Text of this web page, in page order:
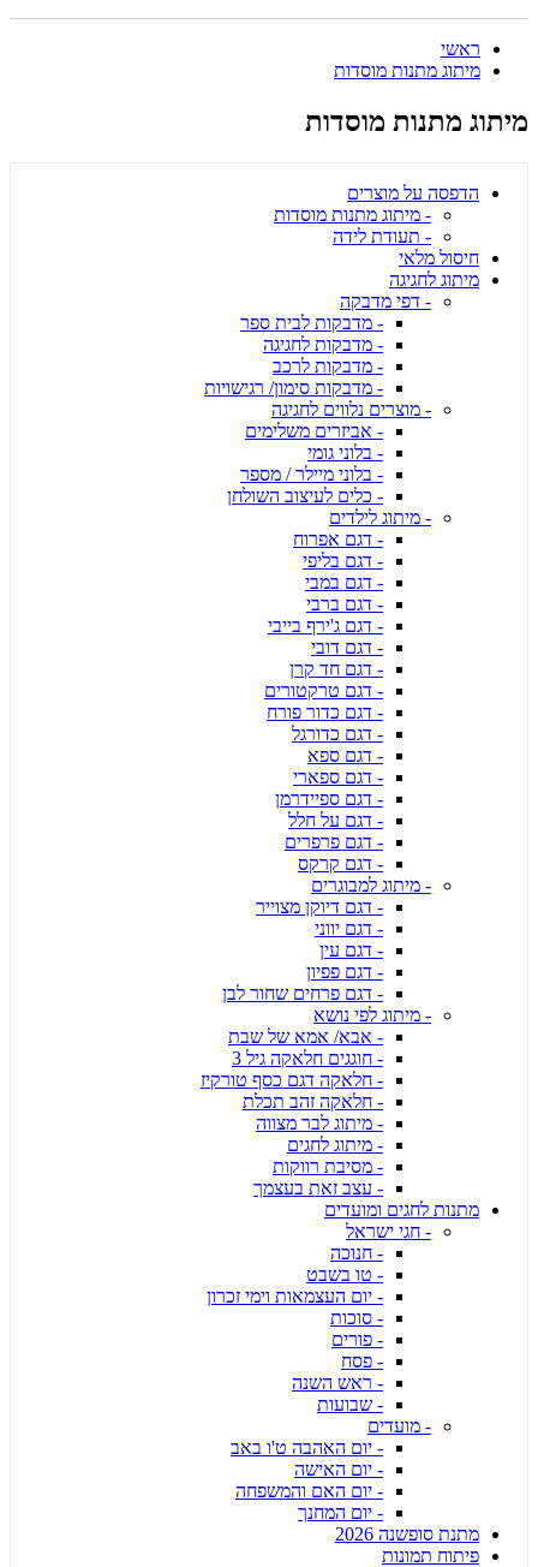
ראשי
מיתוג מתנות מוסדות
מיתוג מתנות מוסדות
הדפסה על מוצרים
- מיתוג מתנות מוסדות
- תעודת לידה
חיסול מלאי
מיתוג לחגיגה
- דפי מדבקה
- מדבקות לבית ספר
- מדבקות לחגיגה
- מדבקות לרכב
- מדבקות סימון/ רגישויות
- מוצרים נלווים לחגיגה
- אביזרים משלימים
- בלוני גומי
- בלוני מיילר / מספר
- כלים לעיצוב השולחן
- מיתוג לילדים
- דגם אפרוח
- דגם בליפי
- דגם במבי
- דגם ברבי
- דגם ג'ירף בייבי
- דגם דובי
- דגם חד קרן
- דגם טרקטורים
- דגם כדור פורח
- דגם כדורגל
- דגם ספא
- דגם ספארי
- דגם ספיידרמן
- דגם על חלל
- דגם פרפרים
- דגם קרקס
- מיתוג למבוגרים
- דגם דיוקן מצוייר
- דגם יווני
- דגם עין
- דגם פפיון
- דגם פרחים שחור לבן
- מיתוג לפי נושא
- אבא/ אמא של שבת
- חוגגים חלאקה גיל 3
- חלאקה דגם כסף טורקיז
- חלאקה זהב תכלת
- מיתוג לבר מצווה
- מיתוג לחגים
- מסיבת רווקות
- עצב זאת בעצמך
מתנות לחגים ומועדים
- חגי ישראל
- חנוכה
- טו בשבט
- יום העצמאות וימי זכרון
- סוכות
- פורים
- פסח
- ראש השנה
- שבועות
- מועדים
- יום האהבה ט'ו באב
- יום האישה
- יום האם והמשפחה
- יום המחנך
מתנת סופשנה 2026
פיתוח תמונות